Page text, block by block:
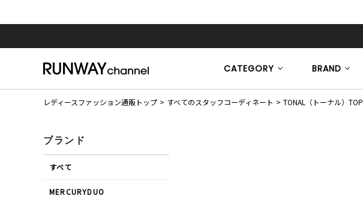
CATEGORY BRAND
レディースファッション通販トップ すべてのスタッフコーディネート TONAL（トーナル）TOP
ブランド
すべて
MERCURYDUO